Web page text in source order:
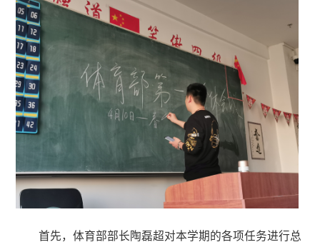
首先，体育部部长陶磊超对本学期的各项任务进行总